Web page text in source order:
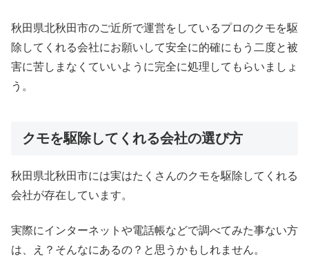
秋田県北秋田市のご近所で運営をしているプロのクモを駆
除してくれる会社にお願いして安全に的確にもう二度と被
害に苦しまなくていいように完全に処理してもらいましょ
う。
クモを駆除してくれる会社の選び方
秋田県北秋田市には実はたくさんのクモを駆除してくれる
会社が存在しています。
実際にインターネットや電話帳などで調べてみた事ない方
は、え？そんなにあるの？と思うかもしれません。